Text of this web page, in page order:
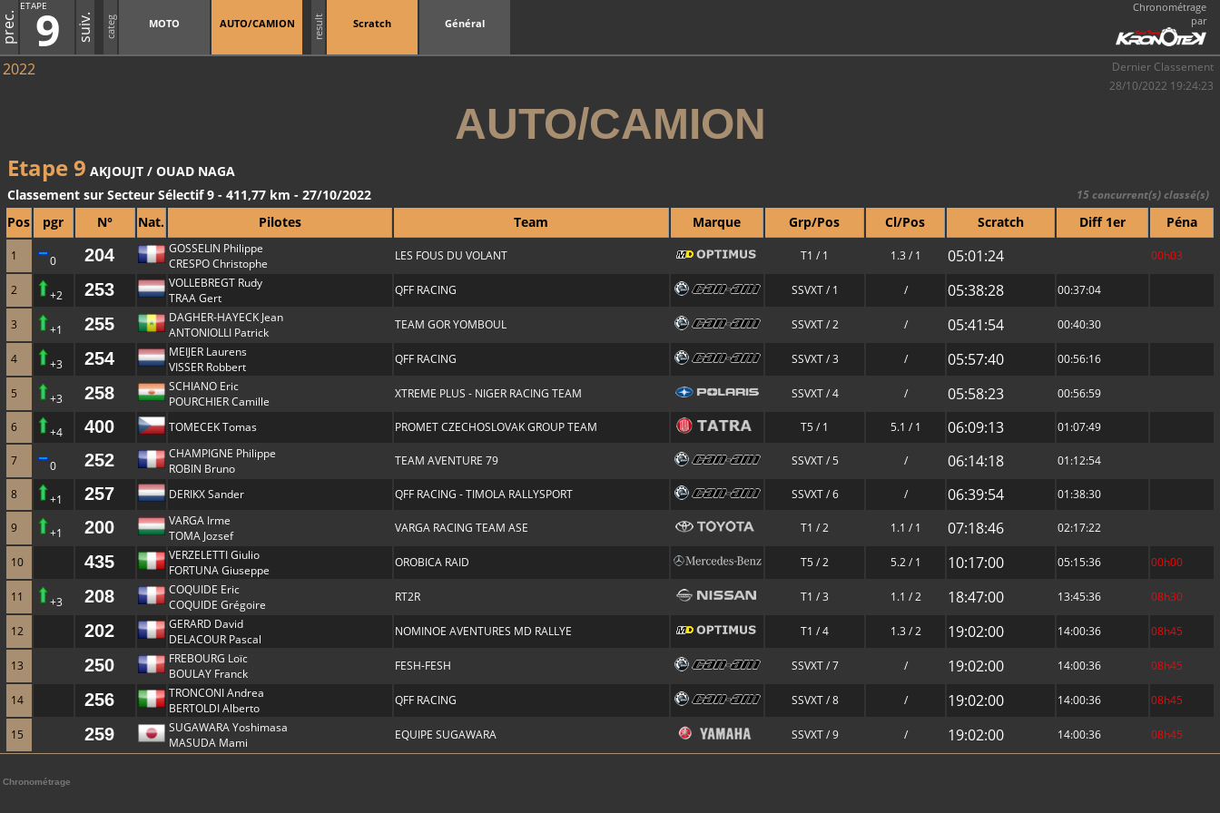
9
ETAPE
suiv. categ MOTO AUTO/CAMION result Scratch Général
Chronométrage
par
2022
Dernier Classement
28/10/2022 19:24:23
AUTO/CAMION
Etape 9 AKJOUJT / OUAD NAGA
Classement sur Secteur Sélectif 9 - 411,77 km - 27/10/2022
15 concurrent(s) classé(s)
Pos pgr N° Nat. Pilotes Team Marque Grp/Pos Cl/Pos Scratch Diff 1er Péna
1 0 204
GOSSELIN Philippe
CRESPO Christophe
LES FOUS DU VOLANT T1 / 1 1.3 / 1 05:01:24 00h03
2 +2 253
VOLLEBREGT Rudy
TRAA Gert
QFF RACING SSVXT / 1 / 05:38:28 00:37:04
3 +1 255
DAGHER-HAYECK Jean
ANTONIOLLI Patrick
TEAM GOR YOMBOUL SSVXT / 2 / 05:41:54 00:40:30
4 +3 254
MEIJER Laurens
VISSER Robbert
QFF RACING SSVXT / 3 / 05:57:40 00:56:16
5 +3 258
SCHIANO Eric
POURCHIER Camille
XTREME PLUS - NIGER RACING TEAM SSVXT / 4 / 05:58:23 00:56:59
6 +4 400 TOMECEK Tomas PROMET CZECHOSLOVAK GROUP TEAM T5 / 1 5.1 / 1 06:09:13 01:07:49
7 0 252
CHAMPIGNE Philippe
ROBIN Bruno
TEAM AVENTURE 79 SSVXT / 5 / 06:14:18 01:12:54
8 +1 257 DERIKX Sander QFF RACING - TIMOLA RALLYSPORT SSVXT / 6 / 06:39:54 01:38:30
9 +1 200
VARGA Irme
TOMA Jozsef
VARGA RACING TEAM ASE T1 / 2 1.1 / 1 07:18:46 02:17:22
10 435
VERZELETTI Giulio
FORTUNA Giuseppe
OROBICA RAID T5 / 2 5.2 / 1 10:17:00 05:15:36 00h00
11 +3 208
COQUIDE Eric
COQUIDE Grégoire
RT2R T1 / 3 1.1 / 2 18:47:00 13:45:36 08h30
12 202
GERARD David
DELACOUR Pascal
NOMINOE AVENTURES MD RALLYE T1 / 4 1.3 / 2 19:02:00 14:00:36 08h45
13 250
FREBOURG Loïc
BOULAY Franck
FESH-FESH SSVXT / 7 / 19:02:00 14:00:36 08h45
14 256
TRONCONI Andrea
BERTOLDI Alberto
QFF RACING SSVXT / 8 / 19:02:00 14:00:36 08h45
15 259
SUGAWARA Yoshimasa
MASUDA Mami
EQUIPE SUGAWARA SSVXT / 9 / 19:02:00 14:00:36 08h45
Chronométrage